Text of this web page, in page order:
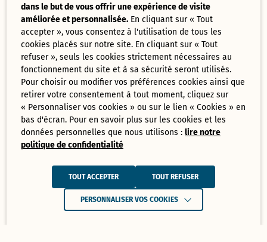
dans le but de vous offrir une expérience de visite
améliorée et personnalisée. En cliquant sur « Tout
accepter », vous consentez à l'utilisation de tous les
cookies placés sur notre site. En cliquant sur « Tout
refuser », seuls les cookies strictement nécessaires au
fonctionnement du site et à sa sécurité seront utilisés.
Pour choisir ou modifier vos préférences cookies ainsi que
retirer votre consentement à tout moment, cliquez sur
« Personnaliser vos cookies » ou sur le lien « Cookies » en
bas d'écran. Pour en savoir plus sur les cookies et les
données personnelles que nous utilisons :lire notre
politique de confidentialité
TOUT ACCEPTER TOUT REFUSER
PERSONNALISER VOS COOKIES